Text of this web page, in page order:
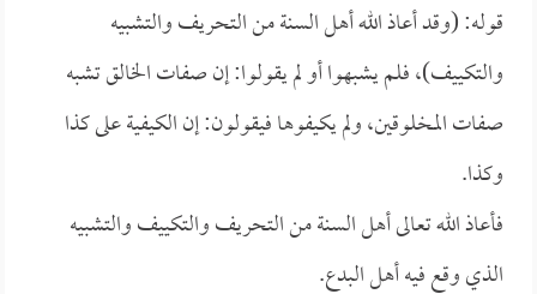
قوله: (وقد أعاذ الله أهل السنة من التحريف والتشبيه
والتكييف)، فلم يشبهوا أو لم يقولوا: إن صفات الخالق تشبه
صفات المخلوقين، ولم يكيفوها فيقولون: إن الكيفية على كذا
وكذا.
فأعاذ الله تعالى أهل السنة من التحريف والتكييف والتشبيه
الذي وقع فيه أهل البدع.